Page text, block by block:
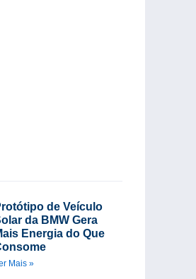
de Veículo
da BMW Gera
Energia do Que
Mais »